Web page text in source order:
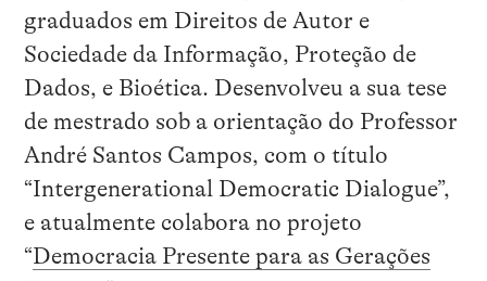
graduados em Direitos de Autor e
Sociedade da Informação, Proteção de
Dados, e Bioética. Desenvolveu a sua tese
de mestrado sob a orientação do Professor
André Santos Campos, com o título
“Intergenerational Democratic Dialogue”,
e atualmente colabora no projeto
“Democracia Presente para as Gerações